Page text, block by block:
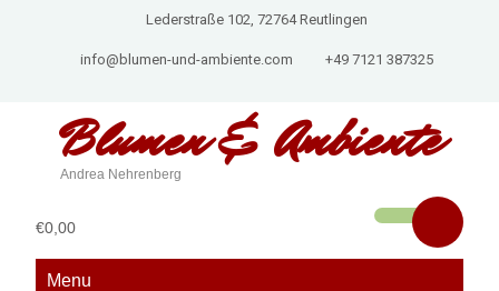
Lederstraße 102, 72764 Reutlingen
info@blumen-und-ambiente.com +49 7121 387325
Blumen &Ambiente
Andrea Nehrenberg
€0,00
Menu